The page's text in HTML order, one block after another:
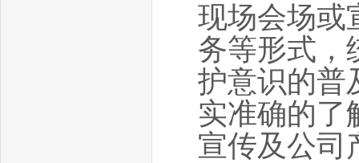
现场会场或
务等形式，
护意识的普
实准确的了
宣传及公司